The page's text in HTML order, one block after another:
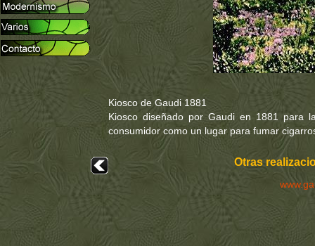
Kiosco de Gaudi 1881
Kiosco diseñado por Gaudi en 1881 para
consumidor como un lugar para fumar
Otras